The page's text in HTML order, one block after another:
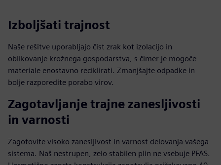
Izboljšati trajnost
Naše rešitve uporabljajo čist zrak kot izolacijo in
oblikovanje krožnega gospodarstva, s čimer je mogoče
materiale enostavno reciklirati. Zmanjšajte odpadke in
bolje razporedite porabo virov.
Zagotavljanje trajne zanesljivosti
in varnosti
Zagotovite visoko zanesljivost in varnost delovanja vašega
sistema. Naš nestrupen, zelo stabilen plin ne vsebuje PFAS.